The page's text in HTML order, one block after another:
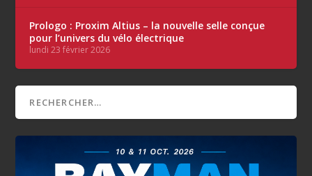
Prologo : Proxim Altius – la nouvelle selle conçue
pour l’univers du vélo électrique
lundi 23 février 2026